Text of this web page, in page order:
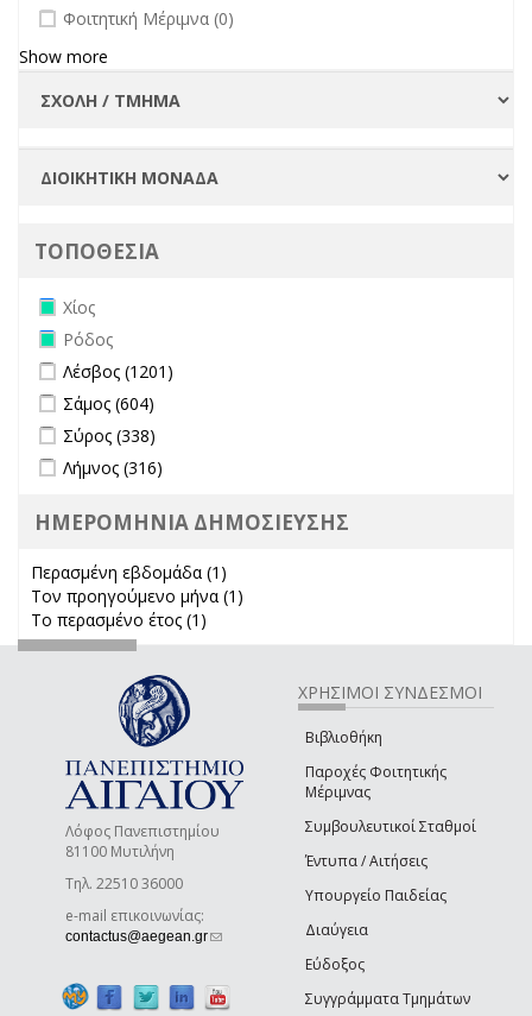
undefined
Φοιτητική Μέριμνα (0)
Show more
ΤΟΠΟΘΕΣΙΑ
Remove Χίος filter
Χίος
Remove Ρόδος filter
Ρόδος
Apply Λέσβος filter
Λέσβος (1201)
Apply Σάμος filter
Σάμος (604)
Apply Σύρος filter
Σύρος (338)
Apply Λήμνος filter
Λήμνος (316)
ΗΜΕΡΟΜΗΝΙΑ ΔΗΜΟΣΙΕΥΣΗΣ
Περασμένη εβδομάδα (1)
Τον προηγούμενο μήνα (1)
Το περασμένο έτος (1)
Λόφος Πανεπιστημίου
81100 Μυτιλήνη
Τηλ. 22510 36000
e-mail επικοινωνίας:
contactus@aegean.gr(link sends e-mail)
ΧΡΗΣΙΜΟΙ ΣΥΝΔΕΣΜΟΙ
Βιβλιοθήκη
Παροχές Φοιτητικής
Μέριμνας
Συμβουλευτικοί Σταθμοί
Έντυπα / Αιτήσεις
Υπουργείο Παιδείας
Διαύγεια
Εύδοξος
Συγγράμματα Τμημάτων